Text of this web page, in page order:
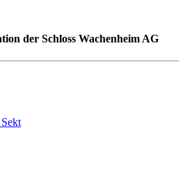
der Schloss Wachenheim AG